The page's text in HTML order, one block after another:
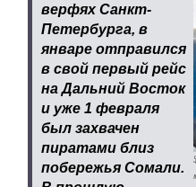
верфях Санкт-
Петербурга, в
январе отправился
в свой первый рейс
на Дальний Восток
и уже 1 февраля
был захвачен
пиратами близ
побережья Сомали.